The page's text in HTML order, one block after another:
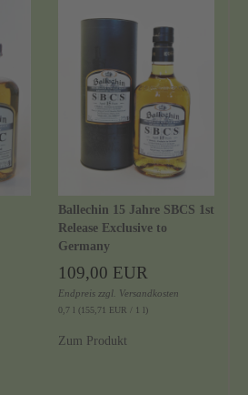
Ballechin 15 Jahre SBCS 1st
Release Exclusive to
Germany
109,00 EUR
Endpreis zzgl. Versandkosten
0,7 l (155,71 EUR / 1 l)
Zum Produkt